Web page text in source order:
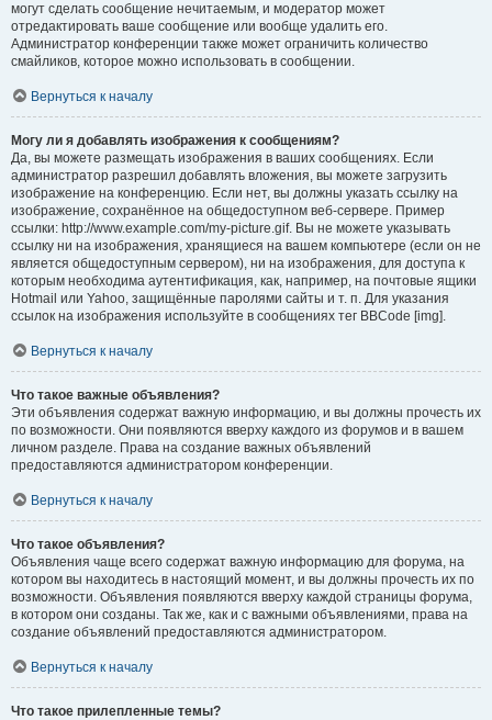
могут сделать сообщение нечитаемым, и модератор может
отредактировать ваше сообщение или вообще удалить его.
Администратор конференции также может ограничить количество
смайликов, которое можно использовать в сообщении.
Вернуться к началу
Могу ли я добавлять изображения к сообщениям?
Да, вы можете размещать изображения в ваших сообщениях. Если
администратор разрешил добавлять вложения, вы можете загрузить
изображение на конференцию. Если нет, вы должны указать ссылку на
изображение, сохранённое на общедоступном веб-сервере. Пример
ссылки: http://www.example.com/my-picture.gif. Вы не можете указывать
ссылку ни на изображения, хранящиеся на вашем компьютере (если он не
является общедоступным сервером), ни на изображения, для доступа к
которым необходима аутентификация, как, например, на почтовые ящики
Hotmail или Yahoo, защищённые паролями сайты и т. п. Для указания
ссылок на изображения используйте в сообщениях тег BBCode [img].
Вернуться к началу
Что такое важные объявления?
Эти объявления содержат важную информацию, и вы должны прочесть их
по возможности. Они появляются вверху каждого из форумов и в вашем
личном разделе. Права на создание важных объявлений
предоставляются администратором конференции.
Вернуться к началу
Что такое объявления?
Объявления чаще всего содержат важную информацию для форума, на
котором вы находитесь в настоящий момент, и вы должны прочесть их по
возможности. Объявления появляются вверху каждой страницы форума,
в котором они созданы. Так же, как и с важными объявлениями, права на
создание объявлений предоставляются администратором.
Вернуться к началу
Что такое прилепленные темы?